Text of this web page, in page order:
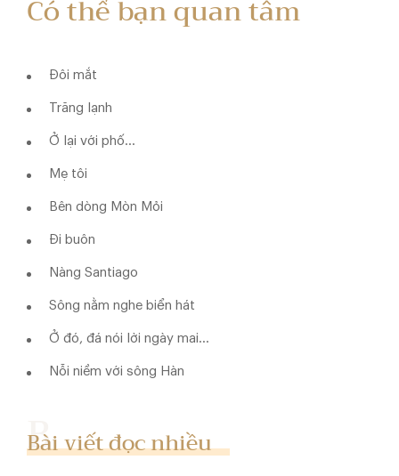
Có thể bạn quan tâm
Đôi mắt
Trăng lạnh
Ở lại với phố...
Mẹ tôi
Bên dòng Mòn Mỏi
Đi buôn
Nàng Santiago
Sông nằm nghe biển hát
Ở đó, đá nói lời ngày mai...
Nỗi niềm với sông Hàn
Bài viết đọc nhiều